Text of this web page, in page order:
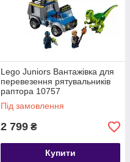
Lego Juniors Вантажівка для
перевезення рятувальників
раптора 10757
Під замовлення
2 799 ₴
Купити